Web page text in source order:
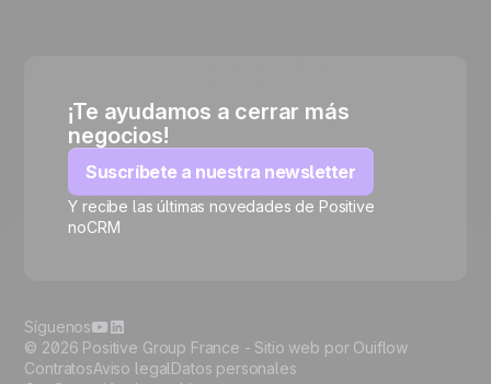
¡Te ayudamos a cerrar más
negocios!
Suscríbete a nuestra newsletter
Y recibe las últimas novedades de Positive
noCRM
© 2026 Positive Group France - Sitio web por Ouiflow
ContratosAviso legalDatos personales
Síguenos